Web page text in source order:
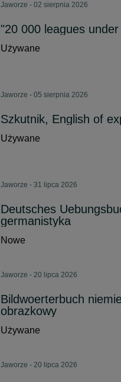
Jaworze - 02 sierpnia 2026
"20 000 leagues
Używane
Jaworze - 05 sierpnia 2026
Szkutnik, English of
Używane
Jaworze - 31 lipca 2026
Deutsches
germanistyka
Nowe
Jaworze - 20 lipca 2026
Bildwoerterbuch
obrazkowy
Używane
Jaworze - 20 lipca 2026